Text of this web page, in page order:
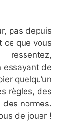
pas depuis
ce que vous
ressentez,
essayant de
quelqu’un
règles, des
des normes.
de jouer !